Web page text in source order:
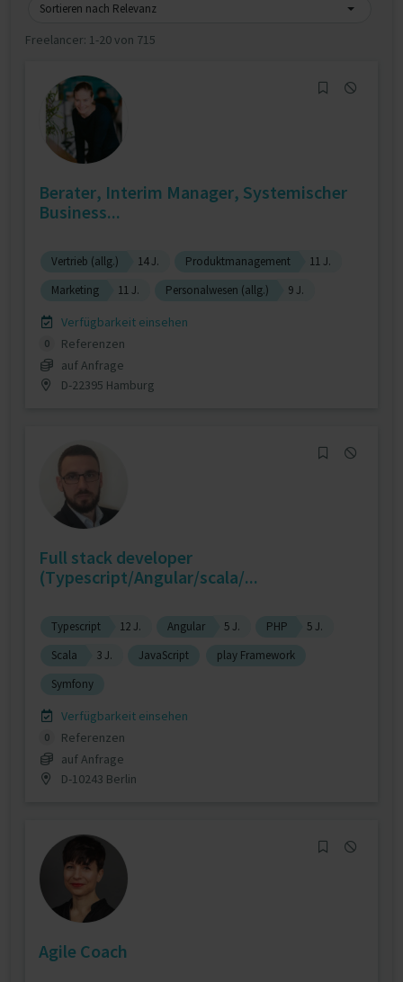
Sortieren nach Relevanz
Freelancer: 1-20 von 715
Berater, Interim Manager, Systemischer
Business...
Vertrieb (allg.) 14 J. Produktmanagement
11 J.
Marketing
11 J. Personalwesen (allg.) 9 J.
Verfügbarkeit einsehen
0
Referenzen
auf Anfrage
D-22395 Hamburg
Full stack developer
(Typescript/Angular/scala/...
Typescript 12 J. Angular 5 J. PHP
5 J.
Scala
3 J. JavaScript
play Framework
Symfony
Verfügbarkeit einsehen
0
Referenzen
auf Anfrage
D-10243 Berlin
Agile Coach